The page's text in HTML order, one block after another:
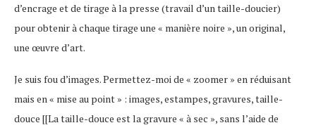
d’encrage et de tirage à la presse (travail d’un taille-doucier)
pour obtenir à chaque tirage une « manière noire », un original,
une œuvre d’art.
Je suis fou d’images. Permettez-moi de « zoomer » en réduisant
mais en « mise au point » : images, estampes, gravures, taille-
douce [[La taille-douce est la gravure « à sec », sans l’aide de